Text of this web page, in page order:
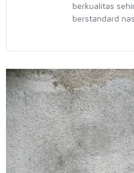
berkualitas
berstandard